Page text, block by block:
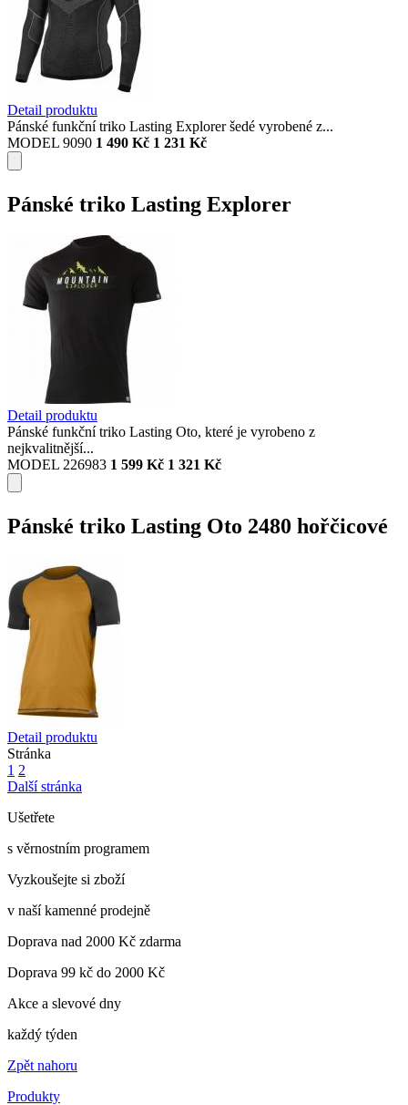
Detail produktu
Pánské funkční triko Lasting Explorer šedé vyrobené z...
MODEL 9090 1 490 Kč 1 231 Kč
Pánské triko Lasting Explorer
Detail produktu
Pánské funkční triko Lasting Oto, které je vyrobeno z
nejkvalitnější...
MODEL 226983 1 599 Kč 1 321 Kč
Pánské triko Lasting Oto 2480 hořčicové
Detail produktu
Stránka
1 2
Další stránka
Ušetřete
s věrnostním programem
Vyzkoušejte si zboží
v naší kamenné prodejně
Doprava nad 2000 Kč zdarma
Doprava 99 kč do 2000 Kč
Akce a slevové dny
každý týden
Zpět nahoru
Produkty